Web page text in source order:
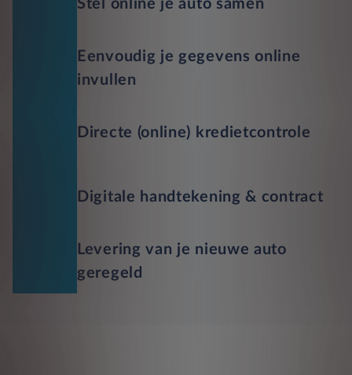
Stel online je auto samen
Eenvoudig je gegevens online
invullen
Directe (online) kredietcontrole
Digitale handtekening & contract
Levering van je nieuwe auto
geregeld